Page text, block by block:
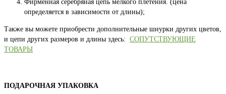
Фирменная серебряная цепь мелкого плетения. (цена
определяется в зависимости от длины);
Также вы можете приобрести дополнительные шнурки других цветов,
и цепи других размеров и длины здесь: СОПУТСТВУЮЩИЕ
ТОВАРЫ
ПОДАРОЧНАЯ УПАКОВКА